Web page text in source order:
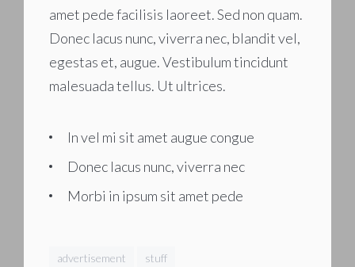
amet pede facilisis laoreet. Sed non quam.
Donec lacus nunc, viverra nec, blandit vel,
egestas et, augue. Vestibulum tincidunt
malesuada tellus. Ut ultrices.
In vel mi sit amet augue congue
Donec lacus nunc, viverra nec
Morbi in ipsum sit amet pede
advertisement stuff